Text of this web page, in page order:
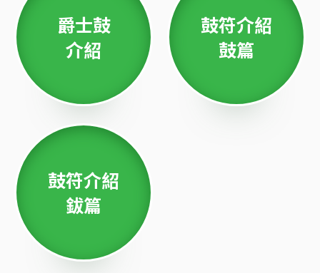
爵士鼓
介紹
鼓符介紹
鼓篇
鼓符介紹
鈸篇